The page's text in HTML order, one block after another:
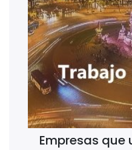
Empresas que